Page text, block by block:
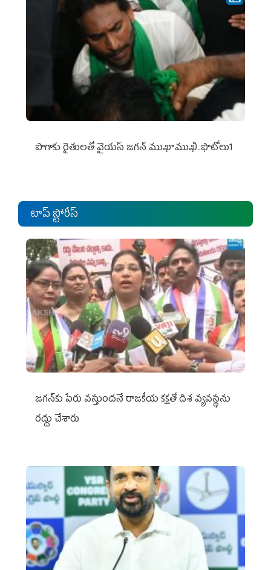
పొగాకు రైతుల‌తో వైయ‌స్ జ‌గ‌న్ ముఖాముఖి..ఫొటోలు1
టాప్ స్టోరీస్
జగన్‌కు పేరు వస్తుందనే రాజకీయ కక్షతో దిశ వ్య‌వ‌స్థ‌ను
రద్దు చేశారు